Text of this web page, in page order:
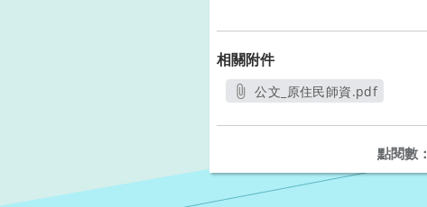
相關附件
公文_原住民師資.pdf
點閱數：